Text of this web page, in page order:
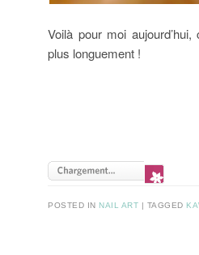
Voilà pour moi
plus longuement !
POSTED IN NAIL ART TAGGED